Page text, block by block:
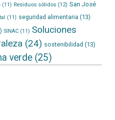
(11) Residuos sólidos(12) San José
(11) seguridad alimentaria (13)
SINAC(11) Soluciones
(24) sostenibilidad (13)
verde(25)